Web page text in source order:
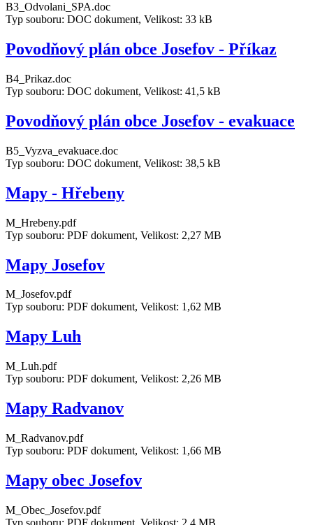
B3_Odvolani_SPA.doc
Typ souboru: DOC dokument, Velikost: 33 kB
Povodňový plán obce Josefov - Příkaz
B4_Prikaz.doc
Typ souboru: DOC dokument, Velikost: 41,5 kB
Povodňový plán obce Josefov - evakuace
B5_Vyzva_evakuace.doc
Typ souboru: DOC dokument, Velikost: 38,5 kB
Mapy - Hřebeny
M_Hrebeny.pdf
Typ souboru: PDF dokument, Velikost: 2,27 MB
Mapy Josefov
M_Josefov.pdf
Typ souboru: PDF dokument, Velikost: 1,62 MB
Mapy Luh
M_Luh.pdf
Typ souboru: PDF dokument, Velikost: 2,26 MB
Mapy Radvanov
M_Radvanov.pdf
Typ souboru: PDF dokument, Velikost: 1,66 MB
Mapy obec Josefov
M_Obec_Josefov.pdf
Typ souboru: PDF dokument, Velikost: 2,4 MB